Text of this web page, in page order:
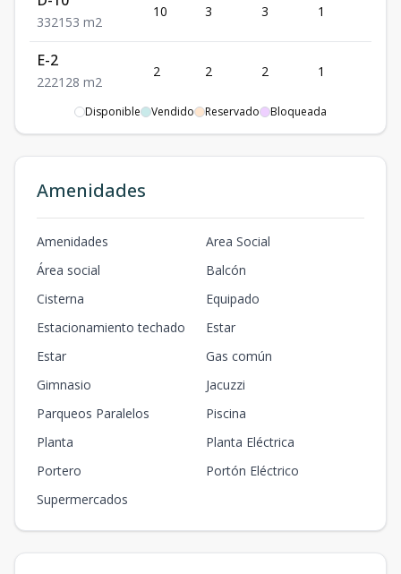
332153 m2
10 3 3 1
E-2
222128 m2
2 2 2 1
Disponible Vendido Reservado Bloqueada
Amenidades
Amenidades
Area Social
Área social
Balcón
Cisterna
Equipado
Estacionamiento techado
Estar
Estar
Gas común
Gimnasio
Jacuzzi
Parqueos Paralelos
Piscina
Planta
Planta Eléctrica
Portero
Portón Eléctrico
Supermercados